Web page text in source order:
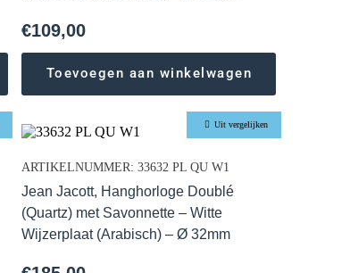
€109,00
Toevoegen aan winkelwagen
Uit vergelijken
ARTIKELNUMMER: 33632 PL QU W1
Jean Jacott, Hanghorloge Doublé
(Quartz) met Savonnette – Witte
Wijzerplaat (Arabisch) – Ø 32mm